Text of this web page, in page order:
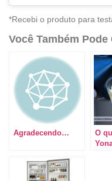
*Recebi o produto para
Você Também Pode
Agradecendo…
O